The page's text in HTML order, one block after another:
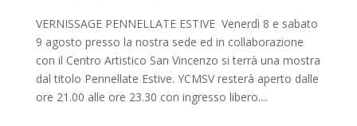
VERNISSAGE PENNELLATE ESTIVE Venerdì 8 e sabato
9 agosto presso la nostra sede ed in collaborazione
con il Centro Artistico San Vincenzo si terrà una mostra
dal titolo Pennellate Estive. YCMSV resterà aperto dalle
ore 21.00 alle ore 23.30 con ingresso libero....